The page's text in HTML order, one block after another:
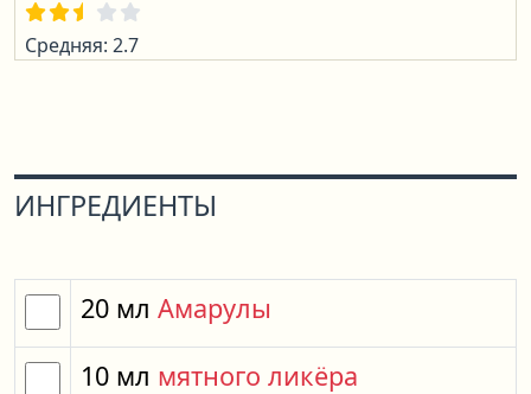
Средняя: 2.7
ИНГРЕДИЕНТЫ
20 мл Амарулы
10 мл мятного ликёра